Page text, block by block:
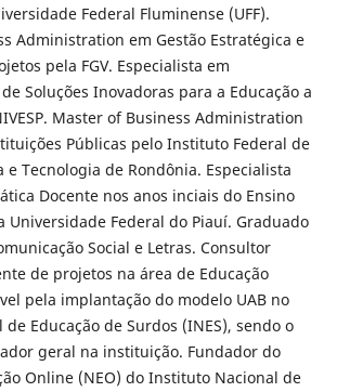
Federal Fluminense (UFF).
Administration em Gestão Estratégica e
pela FGV. Especialista em
Soluções Inovadoras para a Educação a
Master of Business Administration
Públicas pelo Instituto Federal de
e Tecnologia de Rondônia. Especialista
Docente nos anos inciais do Ensino
Universidade Federal do Piauí. Graduado
Social e Letras. Consultor
de projetos na área de Educação
pela implantação do modelo UAB no
Educação de Surdos (INES), sendo o
geral na instituição. Fundador do
Online (NEO) do Instituto Nacional de